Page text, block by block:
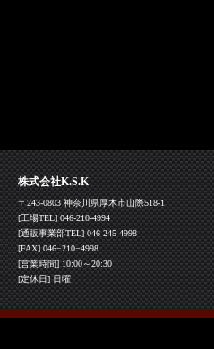
株式会社K.S.K
〒243-0803 神奈川県厚木市山際518-1
[工場TEL] 046-210-4994
[通販事業部TEL] 046-245-4998
[FAX] 046−210−4998
[営業時間] 10:00～20:30
[定休日] 日曜